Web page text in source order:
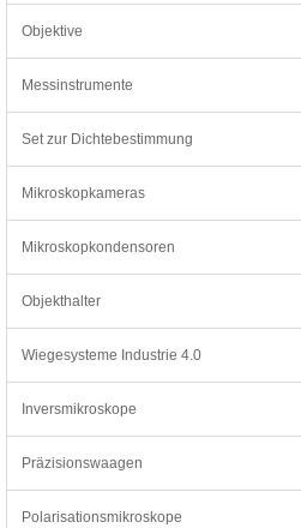
Objektive
Messinstrumente
Set zur Dichtebestimmung
Mikroskopkameras
Mikroskopkondensoren
Objekthalter
Wiegesysteme Industrie 4.0
Inversmikroskope
Präzisionswaagen
Polarisationsmikroskope